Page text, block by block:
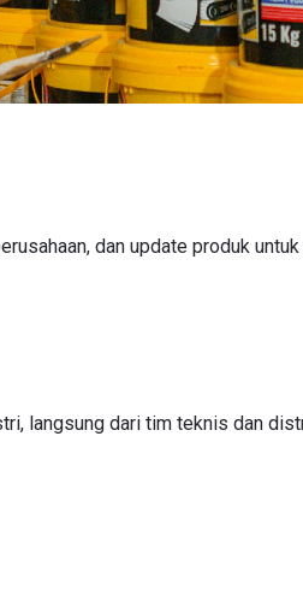
dan update produk
langsung dari tim teknis dan